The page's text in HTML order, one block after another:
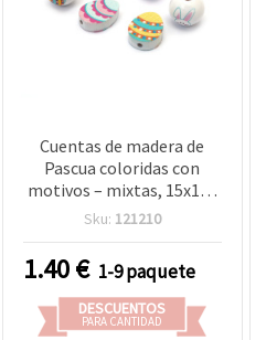
Cuentas de madera de
Pascua coloridas con
motivos – mixtas, 15x16–
20 mm, agujero 2–4 mm,
bisutería, decoración y
manualidades, pulseras,
collares, macramé y
scrapbooking
Sku: 121210
1.40€ 1-9 paquete
DESCUENTOS
PARA CANTIDAD